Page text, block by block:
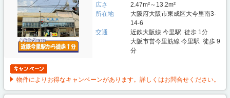
広さ
2.47m²～13.2m²
所在地
大阪府大阪市東成区大今里南3-
14-6
交通
近鉄大阪線 今里駅 徒歩 1分
大阪市営今里筋線 今里駅 徒歩 9
分
物件によりお得なキャンペーンがあります。詳しくはお問合せください。